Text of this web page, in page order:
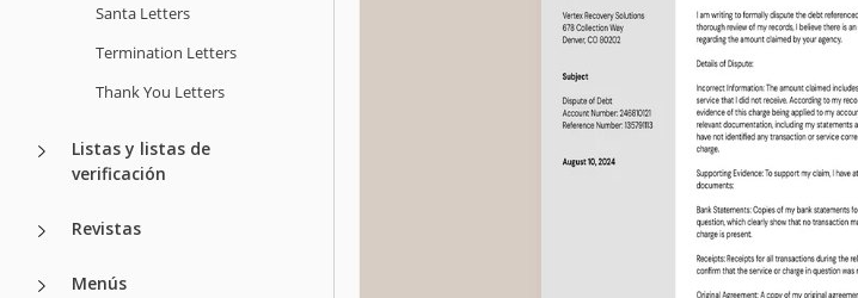
Santa Letters
Termination Letters
Thank You Letters
Listas y listas de
verificación
Revistas
Menús